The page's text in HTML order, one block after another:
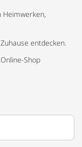
Heimwerken,
entdecken.
Shop